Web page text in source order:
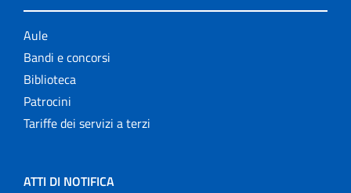
Aule
Bandi e concorsi
Biblioteca
Patrocini
Tariffe dei servizi a terzi
ATTI DI NOTIFICA